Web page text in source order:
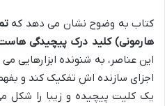
کتاب به وضوح نشان می دهد که
هارمونی) کلید درک پیچیدگی
این عناصر، به شنونده ابزارهایی
اجزای سازنده اش تفکیک کند و
یک کلیت پیچیده و زیبا را شکل